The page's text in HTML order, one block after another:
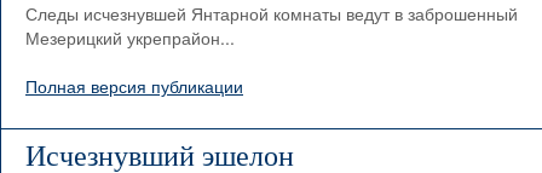
Следы исчезнувшей Янтарной комнаты ведут в заброшенный
Мезерицкий укрепрайон...
Полная версия публикации
Исчезнувший эшелон